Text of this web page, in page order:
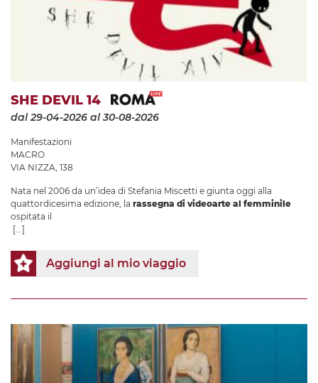
SHE DEVIL 14
dal 29-04-2026 al 30-08-2026
Manifestazioni
MACRO
VIA NIZZA, 138
Nata nel 2006 da un’idea di Stefania Miscetti e giunta oggi alla
quattordicesima edizione, la rassegna di videoarte al femminile
ospitata il
[...]
Aggiungi al mio viaggio